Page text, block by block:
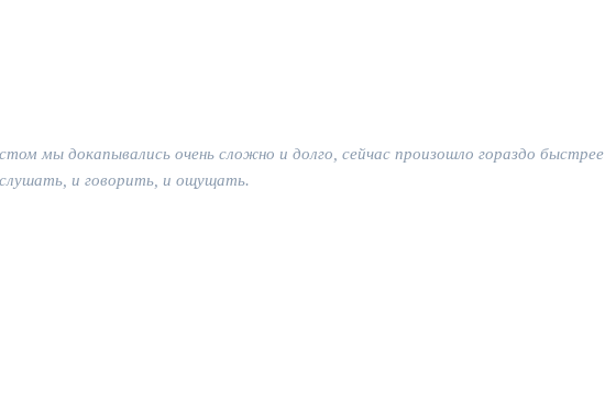
мы докапывались очень сложно и долго, сейчас произошло гораздо быстрее
и говорить, и ощущать.